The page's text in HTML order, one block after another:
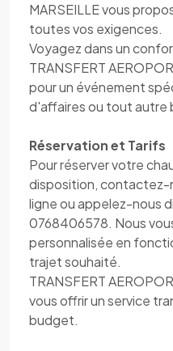
MARSEILLE vous
toutes vos exigences.
Voyagez dans un
TRANSFERT
pour un événement
d'affaires ou tout autre
Réservation et Tarifs
Pour réserver votre
disposition, contactez-
ligne ou appelez-nous
0768406578. Nous
personnalisée en
trajet souhaité.
TRANSFERT
vous offrir un service
budget.